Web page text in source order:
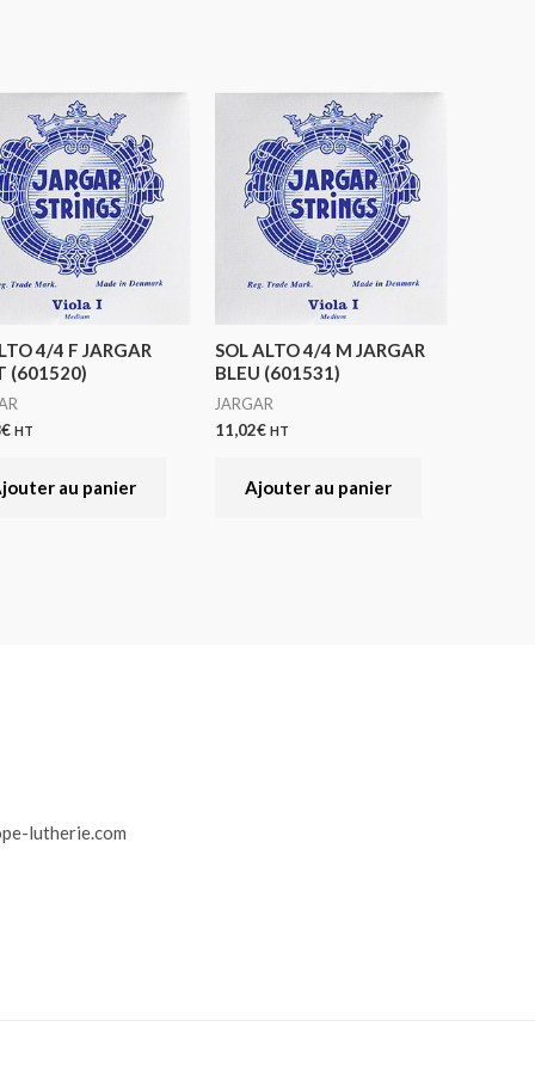
4/4 F JARGAR
(601520)
€ HT
au panier
SOL ALTO 4/4 M JARGAR
BLEU (601531)
JARGAR
11,02€ HT
Ajouter au panier
lutherie.com